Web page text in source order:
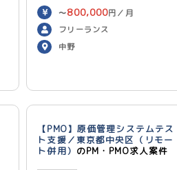
〜800,000円／月
フリーランス
中野
【PMO】原価管理システムテス
ト支援／東京都中央区（リモー
ト併用） のPM・PMO求人案件